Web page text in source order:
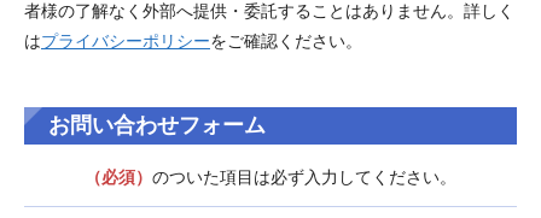
者様の了解なく外部へ提供・委託することはありません。詳しく
はプライバシーポリシーをご確認ください。
お問い合わせフォーム
（必須） のついた項目は必ず入力してください。